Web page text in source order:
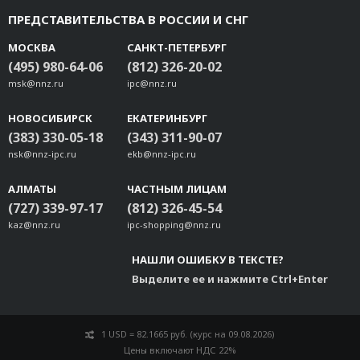
V2406C Wall mount kit
UC-4400A Wall-mounting Kit
WK-33-01
UC-8600A Din-rail Kit
ПРЕДСТАВИТЕЛЬСТВА В РОССИИ И СНГ
МОСКВА
(495) 980-64-06
msk@nnz.ru
САНКТ-ПЕТЕРБУРГ
(812) 326-20-02
ipc@nnz.ru
НОВОСИБИРСК
(383) 330-05-18
nsk@nnz-ipc.ru
ЕКАТЕРИНБУРГ
(343) 311-90-07
ekb@nnz-ipc.ru
АЛМАТЫ
(727) 339-97-17
kaz@nnz.ru
ЧАСТНЫМ ЛИЦАМ
(812) 326-45-54
ipc-shopping@nnz.ru
НАШЛИ ОШИБКУ В ТЕКСТЕ?
Выделите ее и нажмите Ctrl+Enter
1 USD = 82.1665 руб. (курс на 09.08.2026)
Цены включают НДС 22%